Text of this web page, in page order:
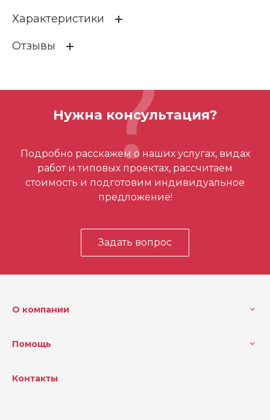
Характеристики
Код EAN
0.5347 кг
Отзывы
Отзывов ещё нет – ваш может стать
первым
Нужна консультация?
Подробно расскажем о наших услугах, видах
работ и типовых проектах, рассчитаем
стоимость и подготовим индивидуальное
предложение!
Задать вопрос
О компании
Помощь
Контакты